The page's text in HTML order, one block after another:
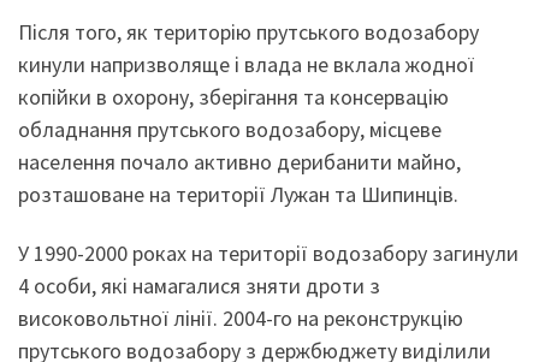
Після того, як територію прутського водозабору
кинули напризволяще і влада не вклала жодної
копійки в охорону, зберігання та консервацію
обладнання прутського водозабору, місцеве
населення почало активно дерибанити майно,
розташоване на території Лужан та Шипинців.
У 1990-2000 роках на території водозабору загинули
4 особи, які намагалися зняти дроти з
високовольтної лінії. 2004-го на реконструкцію
прутського водозабору з держбюджету виділили